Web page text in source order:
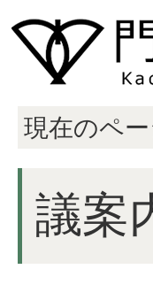
現在のペー
議案